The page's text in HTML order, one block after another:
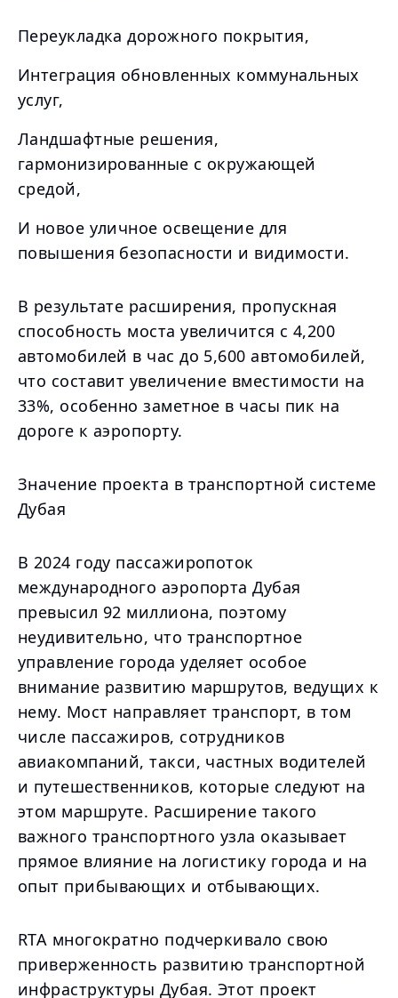
Переукладка дорожного покрытия,
Интеграция обновленных коммунальных
услуг,
Ландшафтные решения,
гармонизированные с окружающей
средой,
И новое уличное освещение для
повышения безопасности и видимости.
В результате расширения, пропускная
способность моста увеличится с 4,200
автомобилей в час до 5,600 автомобилей,
что составит увеличение вместимости на
33%, особенно заметное в часы пик на
дороге к аэропорту.
Значение проекта в транспортной системе
Дубая
В 2024 году пассажиропоток
международного аэропорта Дубая
превысил 92 миллиона, поэтому
неудивительно, что транспортное
управление города уделяет особое
внимание развитию маршрутов, ведущих к
нему. Мост направляет транспорт, в том
числе пассажиров, сотрудников
авиакомпаний, такси, частных водителей
и путешественников, которые следуют на
этом маршруте. Расширение такого
важного транспортного узла оказывает
прямое влияние на логистику города и на
опыт прибывающих и отбывающих.
RTA многократно подчеркивало свою
приверженность развитию транспортной
инфраструктуры Дубая. Этот проект